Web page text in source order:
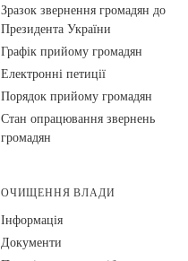
Зразок звернення громадян до
Президента України
Графік прийому громадян
Електронні петиції
Порядок прийому громадян
Стан опрацювання звернень
громадян
ОЧИЩЕННЯ ВЛАДИ
Інформація
Документи